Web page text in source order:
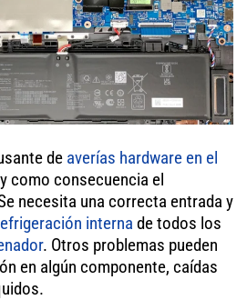
de averías hardware en el
y como consecuencia el
necesita una correcta entrada y
interna de todos los
. Otros problemas pueden
en algún componente, caídas